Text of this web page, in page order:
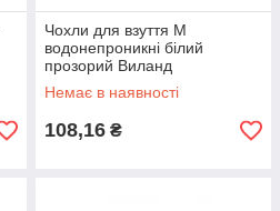
Чохли для взуття M
водонепроникні білий
прозорий Виланд
Немає в наявності
108,16 ₴